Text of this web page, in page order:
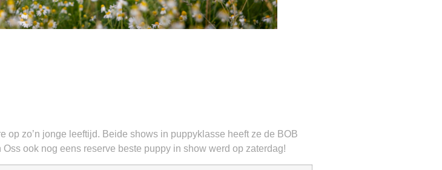
op zo’n jonge leeftijd. Beide shows in puppyklasse heeft ze de BOB
ook nog eens reserve beste puppy in show werd op zaterdag!